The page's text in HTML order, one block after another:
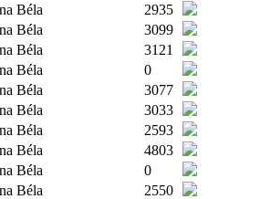
Béla
2935
Béla
3099
Béla
3121
Béla
0
Béla
3077
Béla
3033
Béla
2593
Béla
4803
Béla
0
Béla
2550